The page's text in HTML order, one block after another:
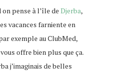
on pense à l’île de Djerba,
vacances farniente en
exemple au ClubMed,
offre bien plus que ça.
j’imaginais de belles